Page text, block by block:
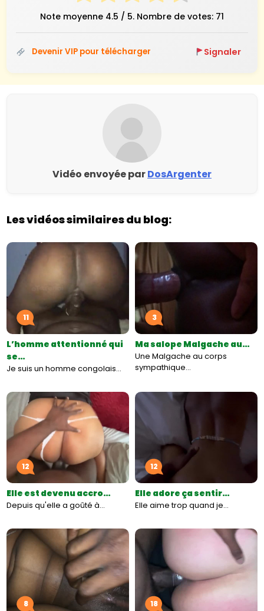
Note moyenne 4.5 / 5. Nombre de votes: 71
Devenir VIP pour télécharger Signaler
Vidéo envoyée parDosArgenter
Les vidéos similaires du blog:
11
L’homme attentionné qui
se…
Je suis un homme congolais…
3
Ma salope Malgache au…
Une Malgache au corps
sympathique…
12
Elle est devenu accro…
Depuis qu'elle a goûté à…
12
Elle adore ça sentir…
Elle aime trop quand je…
8 18